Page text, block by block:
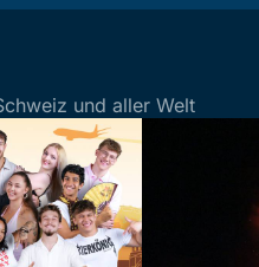
und aller Welt